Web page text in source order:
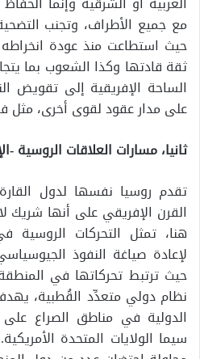
مع جميع الأطراف، وتجنب
حيث استطاعت منذ عودة
ثقة قادتها وكذا الشعوب بما
الساحة الإفريقية إلى تقويض
على مدار عقود لقوى أخرى، مثل
ثانيا، مسارات العلاقات الروسية -
تقدم روسيا نفسها لدول
القرن الإفريقي على أنها شريك
هنا، تمثل التحركات الروسية
لإعادة صياغة النفوذ
حيث ترتبط تحركاتها في
نظام دولي متعدِّد القُطبية،
الدولية في مناطق الصراع على
سيما الولايات المتحدة